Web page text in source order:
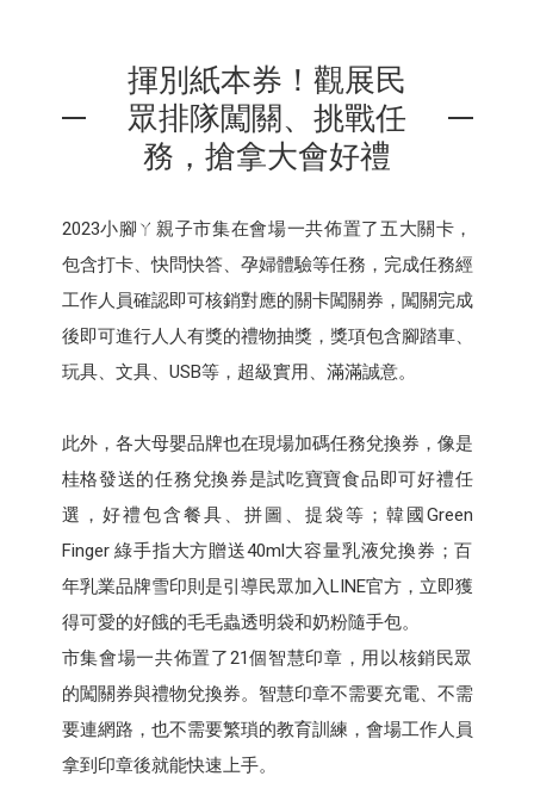
揮別紙本券！觀展民
眾排隊闖關、挑戰任
務，搶拿大會好禮
2023小腳ㄚ親子市集在會場一共佈置了五大關卡，
包含打卡、快問快答、孕婦體驗等任務，完成任務經
工作人員確認即可核銷對應的關卡闖關券，闖關完成
後即可進行人人有獎的禮物抽獎，獎項包含腳踏車、
玩具、文具、USB等，超級實用、滿滿誠意。
此外，各大母嬰品牌也在現場加碼任務兌換券，像是
桂格發送的任務兌換券是試吃寶寶食品即可好禮任
選，好禮包含餐具、拼圖、提袋等；韓國Green
Finger 綠手指大方贈送40ml大容量乳液兌換券；百
年乳業品牌雪印則是引導民眾加入LINE官方，立即獲
得可愛的好餓的毛毛蟲透明袋和奶粉隨手包。
市集會場一共佈置了21個智慧印章，用以核銷民眾
的闖關券與禮物兌換券。智慧印章不需要充電、不需
要連網路，也不需要繁瑣的教育訓練，會場工作人員
拿到印章後就能快速上手。